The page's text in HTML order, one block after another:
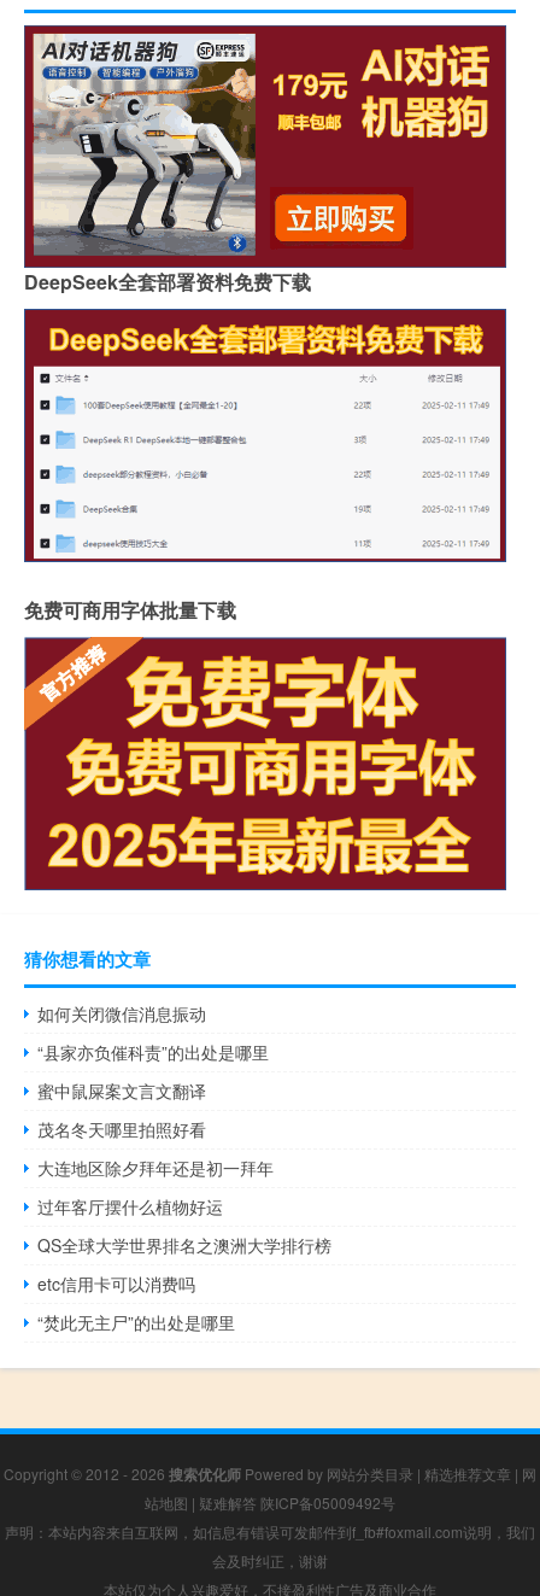
DeepSeek全套部署资料免费下载
免费可商用字体批量下载
猜你想看的文章
如何关闭微信消息振动
“县家亦负催科责”的出处是哪里
蜜中鼠屎案文言文翻译
茂名冬天哪里拍照好看
大连地区除夕拜年还是初一拜年
过年客厅摆什么植物好运
QS全球大学世界排名之澳洲大学排行榜
etc信用卡可以消费吗
“焚此无主尸”的出处是哪里
Copyright © 2012 - 2026 搜索优化师 Powered by 网站分类目录 | 精选推荐文章 | 网
站地图 | 疑难解答 陕ICP备05009492号
声明：本站内容来自互联网，如信息有错误可发邮件到f_fb#foxmail.com说明，我们
会及时纠正，谢谢
本站仅为个人兴趣爱好，不接盈利性广告及商业合作